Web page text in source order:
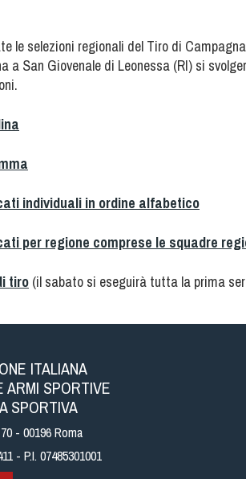
le selezioni regionali del Tiro di
a San Giovenale di Leonessa (RI) si
individuali in ordine alfabetico
per regione comprese le squadre
tiro (il sabato si eseguirà tutta la prima
ITALIANA
ARMI SPORTIVE
SPORTIVA
- 00196 Roma
- P.I. 07485301001